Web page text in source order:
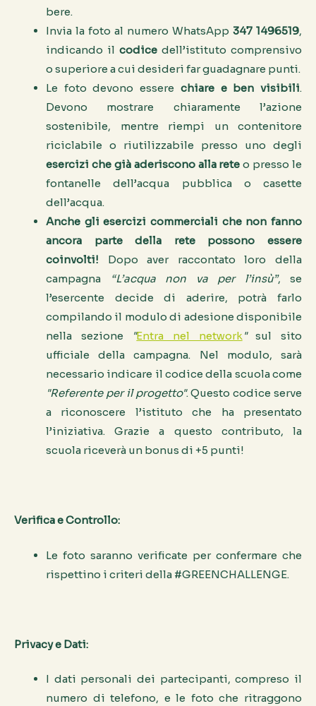
bere.
Invia la foto al numero WhatsApp 347 1496519,
indicando il codice dell’istituto comprensivo
o superiore a cui desideri far guadagnare punti.
Le foto devono essere chiare e ben visibili.
Devono mostrare chiaramente l’azione
sostenibile, mentre riempi un contenitore
riciclabile o riutilizzabile presso uno degli
esercizi che già aderiscono alla rete o presso le
fontanelle dell’acqua pubblica o casette
dell’acqua.
Anche gli esercizi commerciali che non fanno
ancora parte della rete possono essere
coinvolti! Dopo aver raccontato loro della
campagna
“L’acqua non va per l’insù”, se
l’esercente decide di aderire, potrà farlo
compilando il modulo di adesione disponibile
nella sezione
"Entra nel network"sul sito
ufficiale della campagna. Nel modulo, sarà
necessario indicare il codice della scuola come
"Referente per il progetto". Questo codice serve
a riconoscere l’istituto che ha presentato
l’iniziativa. Grazie a questo contributo, la
scuola riceverà un bonus di +5 punti!
Verifica e Controllo:
Le foto saranno verificate per confermare che
rispettino i criteri della #GREENCHALLENGE.
Privacy e Dati:
I dati personali dei partecipanti, compreso il
numero di telefono, e le foto che ritraggono